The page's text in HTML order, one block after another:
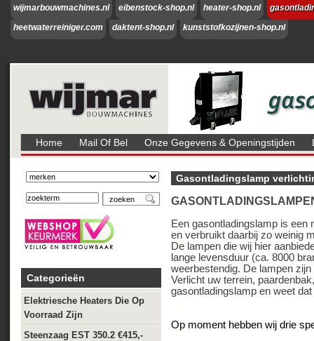
wijmarbouwmachines.nl eibenstock-shop.nl heater-shop.nl
heetwaterreiniger.com
daktent-shop.nl kunststofkozijnen-shop.nl
Home Mail Of Bel Onze Gegevens & Openingstijden
Categorieën
Elektriesche Heaters Die Op
Voorraad Zijn
Steenzaag EST 350.2 €415,-
Gasontladingslamp
Een gasontladingslamp is een
en verbruikt daarbij zo weinig
De lampen die wij hier
lange levensduur (ca. 8000
weerbestendig. De lampen
Verlicht uw terrein,
gasontladingslamp en weet
Op moment hebben wij drie